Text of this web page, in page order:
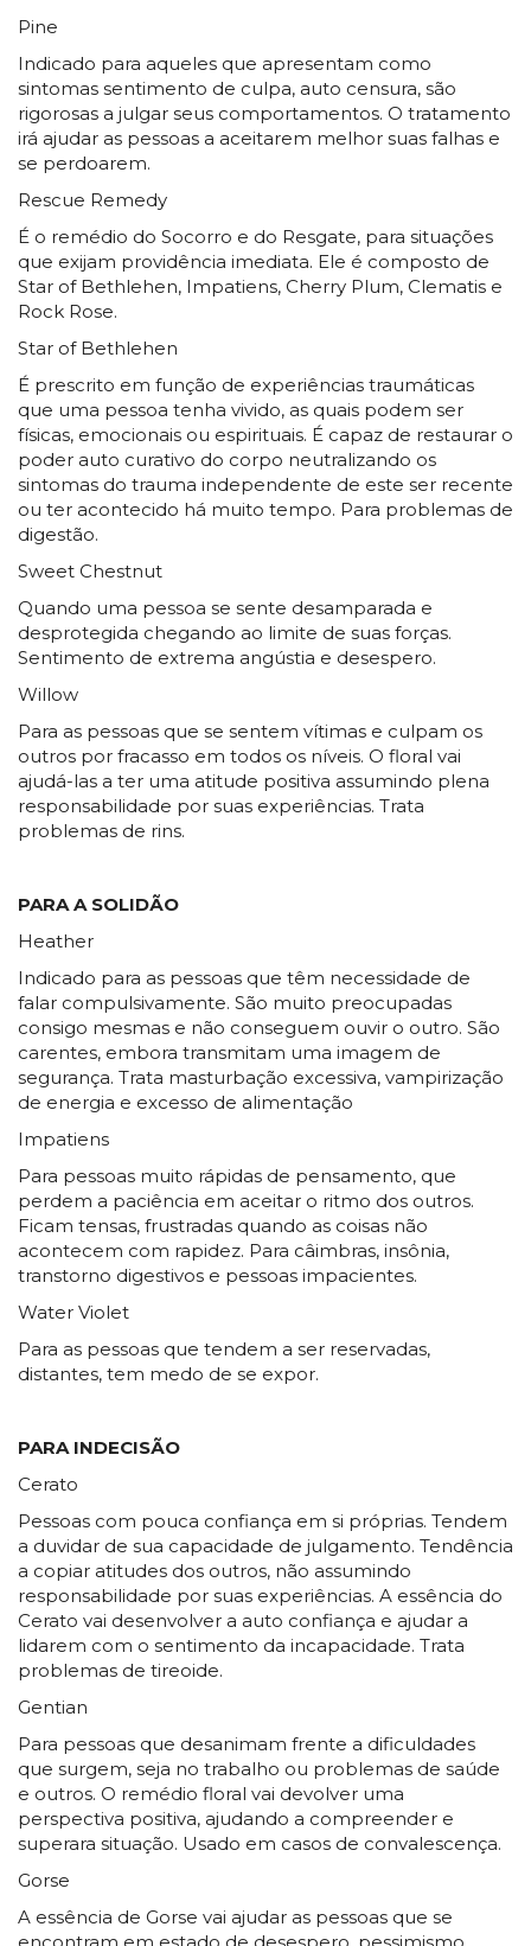
Pine
Indicado para aqueles que apresentam como
sintomas sentimento de culpa, auto censura, são
rigorosas a julgar seus comportamentos. O tratamento
irá ajudar as pessoas a aceitarem melhor suas falhas e
se perdoarem.
Rescue Remedy
É o remédio do Socorro e do Resgate, para situações
que exijam providência imediata. Ele é composto de
Star of Bethlehen, Impatiens, Cherry Plum, Clematis e
Rock Rose.
Star of Bethlehen
É prescrito em função de experiências traumáticas
que uma pessoa tenha vivido, as quais podem ser
físicas, emocionais ou espirituais. É capaz de restaurar o
poder auto curativo do corpo neutralizando os
sintomas do trauma independente de este ser recente
ou ter acontecido há muito tempo. Para problemas de
digestão.
Sweet Chestnut
Quando uma pessoa se sente desamparada e
desprotegida chegando ao limite de suas forças.
Sentimento de extrema angústia e desespero.
Willow
Para as pessoas que se sentem vítimas e culpam os
outros por fracasso em todos os níveis. O floral vai
ajudá-las a ter uma atitude positiva assumindo plena
responsabilidade por suas experiências. Trata
problemas de rins.
PARA A SOLIDÃO
Heather
Indicado para as pessoas que têm necessidade de
falar compulsivamente. São muito preocupadas
consigo mesmas e não conseguem ouvir o outro. São
carentes, embora transmitam uma imagem de
segurança. Trata masturbação excessiva, vampirização
de energia e excesso de alimentação
Impatiens
Para pessoas muito rápidas de pensamento, que
perdem a paciência em aceitar o ritmo dos outros.
Ficam tensas, frustradas quando as coisas não
acontecem com rapidez. Para câimbras, insônia,
transtorno digestivos e pessoas impacientes.
Water Violet
Para as pessoas que tendem a ser reservadas,
distantes, tem medo de se expor.
PARA INDECISÃO
Cerato
Pessoas com pouca confiança em si próprias. Tendem
a duvidar de sua capacidade de julgamento. Tendência
a copiar atitudes dos outros, não assumindo
responsabilidade por suas experiências. A essência do
Cerato vai desenvolver a auto confiança e ajudar a
lidarem com o sentimento da incapacidade. Trata
problemas de tireoide.
Gentian
Para pessoas que desanimam frente a dificuldades
que surgem, seja no trabalho ou problemas de saúde
e outros. O remédio floral vai devolver uma
perspectiva positiva, ajudando a compreender e
superara situação. Usado em casos de convalescença.
Gorse
A essência de Gorse vai ajudar as pessoas que se
encontram em estado de desespero, pessimismo,